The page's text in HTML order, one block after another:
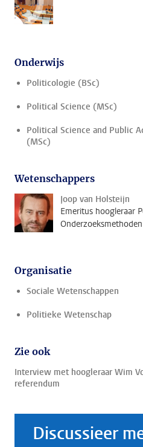
Onderwijs
Politicologie (BSc)
Political Science (MSc)
Political Science and Public
(MSc)
Wetenschappers
Joop van Holsteijn
Emeritus hoogleraar
Onderzoeksmethoden
Organisatie
Sociale Wetenschappen
Politieke Wetenschap
Zie ook
Interview met hoogleraar Wim
referendum
Discussieer